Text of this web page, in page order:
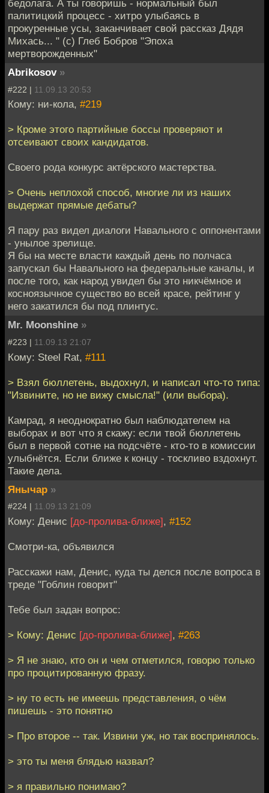
бедолага. А ты говоришь - нормальный был
палитицкий процесс - хитро улыбаясь в
прокуренные усы, заканчивает свой рассказ Дядя
Михась... " (с) Глеб Бобров "Эпоха
мертворожденных"
Abrikosov »
#222 | 11.09.13 20:53
Кому: ни-кола, #219
> Кроме этого партийные боссы проверяют и
отсеивают своих кандидатов.
Своего рода конкурс актёрского мастерства.
> Очень неплохой способ, многие ли из наших
выдержат прямые дебаты?
Я пару раз видел диалоги Навального с оппонентами
- унылое зрелище.
Я бы на месте власти каждый день по полчаса
запускал бы Навального на федеральные каналы, и
после того, как народ увидел бы это никчёмное и
косноязычное существо во всей красе, рейтинг у
него закатился бы под плинтус.
Mr. Moonshine »
#223 | 11.09.13 21:07
Кому: Steel Rat, #111
> Взял бюллетень, выдохнул, и написал что-то типа:
"Извините, но не вижу смысла!" (или выбора).
Камрад, я неоднократно был наблюдателем на
выборах и вот что я скажу: если твой бюллетень
был в первой сотне на подсчёте - кто-то в комиссии
улыбнётся. Если ближе к концу - тоскливо вздохнут.
Такие дела.
Янычар »
#224 | 11.09.13 21:09
Кому: Денис [до-пролива-ближе], #152
Смотри-ка, объявился
Расскажи нам, Денис, куда ты делся после вопроса в
треде "Гоблин говорит"
Тебе был задан вопрос:
> Кому: Денис [до-пролива-ближе], #263
> Я не знаю, кто он и чем отметился, говорю только
про процитированную фразу.
> ну то есть не имеешь представления, о чём
пишешь - это понятно
> Про второе -- так. Извини уж, но так воспринялось.
> это ты меня блядью назвал?
> я правильно понимаю?